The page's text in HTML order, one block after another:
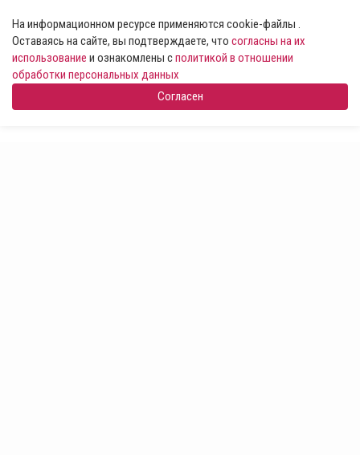
На информационном ресурсе применяются cookie-файлы .
Оставаясь на сайте, вы подтверждаете, что согласны на их
использование и ознакомлены сполитикой в отношении
обработки персональных данных
Согласен